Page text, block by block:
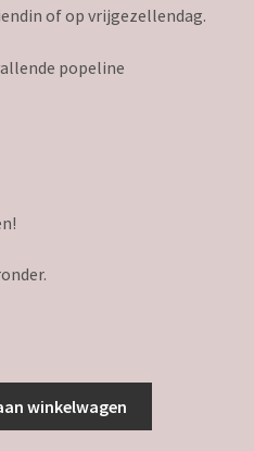
of op vrijgezellendag.
popeline
winkelwagen